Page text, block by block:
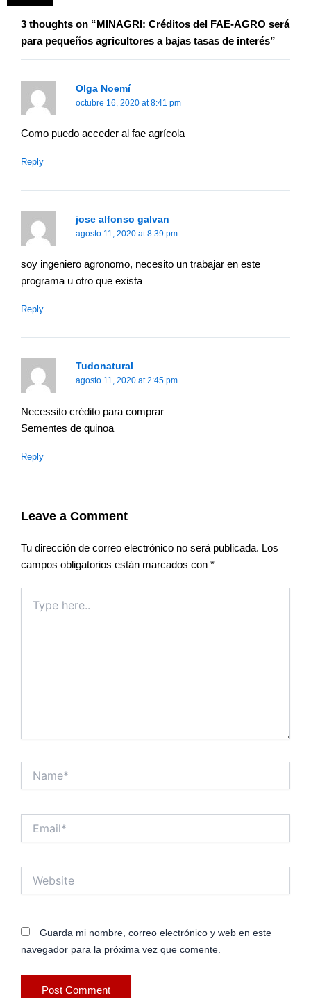
3 thoughts on “MINAGRI: Créditos del FAE-AGRO será
para pequeños agricultores a bajas tasas de interés”
Olga Noemí
octubre 16, 2020 at 8:41 pm
Como puedo acceder al fae agrícola
Reply
jose alfonso galvan
agosto 11, 2020 at 8:39 pm
soy ingeniero agronomo, necesito un trabajar en este
programa u otro que exista
Reply
Tudonatural
agosto 11, 2020 at 2:45 pm
Necessito crédito para comprar
Sementes de quinoa
Reply
Leave a Comment
Tu dirección de correo electrónico no será publicada. Los
campos obligatorios están marcados con *
here..
Guarda mi nombre, correo electrónico y web en este
navegador para la próxima vez que comente.